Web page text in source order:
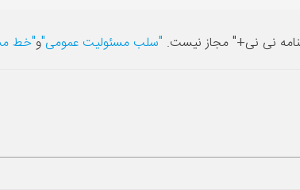
نی نی+" مجاز نیست. "سلب مسئولیت عمومی"و"خط